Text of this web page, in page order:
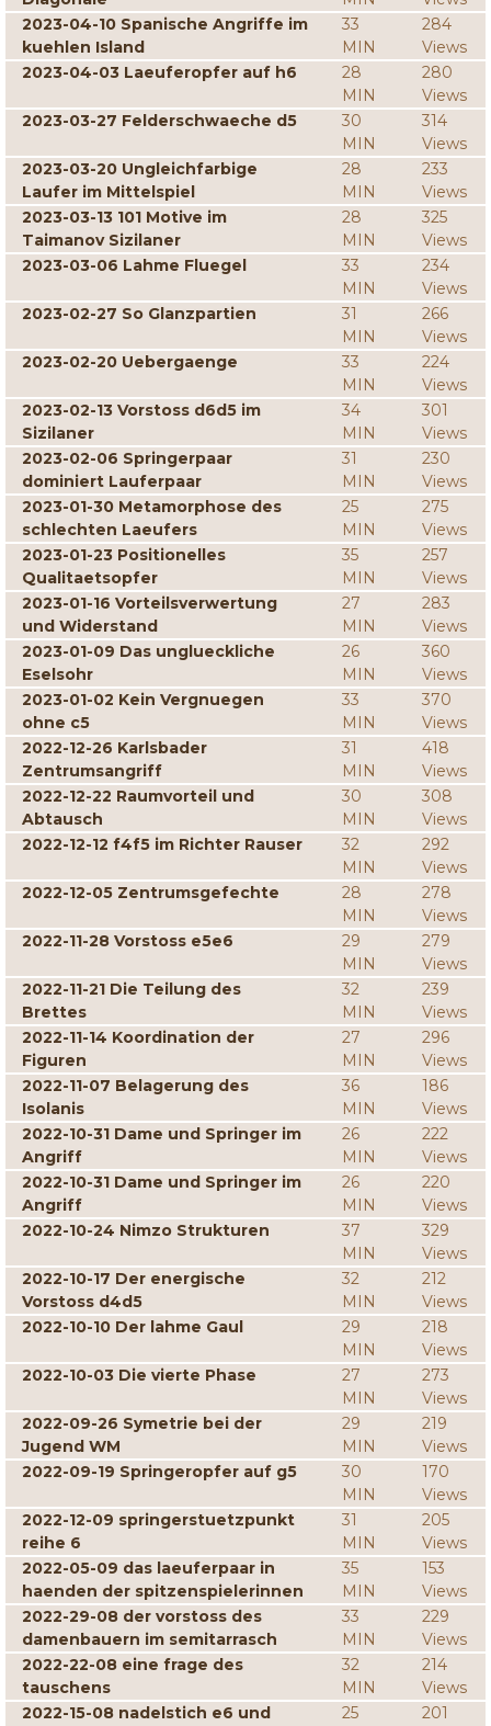
2023-04-10 Spanische Angriffe im
kuehlen Island
33
MIN
284
Views
2023-04-03 Laeuferopfer auf h6
28
MIN
280
Views
2023-03-27 Felderschwaeche d5
30
MIN
314
Views
2023-03-20 Ungleichfarbige
Laufer im Mittelspiel
28
MIN
233
Views
2023-03-13 101 Motive im
Taimanov Sizilaner
28
MIN
325
Views
2023-03-06 Lahme Fluegel
33
MIN
234
Views
2023-02-27 So Glanzpartien
31
MIN
266
Views
2023-02-20 Uebergaenge
33
MIN
224
Views
2023-02-13 Vorstoss d6d5 im
Sizilaner
34
MIN
301
Views
2023-02-06 Springerpaar
dominiert Lauferpaar
31
MIN
230
Views
2023-01-30 Metamorphose des
schlechten Laeufers
25
MIN
275
Views
2023-01-23 Positionelles
Qualitaetsopfer
35
MIN
257
Views
2023-01-16 Vorteilsverwertung
und Widerstand
27
MIN
283
Views
2023-01-09 Das unglueckliche
Eselsohr
26
MIN
360
Views
2023-01-02 Kein Vergnuegen
ohne c5
33
MIN
370
Views
2022-12-26 Karlsbader
Zentrumsangriff
31
MIN
418
Views
2022-12-22 Raumvorteil und
Abtausch
30
MIN
308
Views
2022-12-12 f4f5 im Richter Rauser
32
MIN
292
Views
2022-12-05 Zentrumsgefechte
28
MIN
278
Views
2022-11-28 Vorstoss e5e6
29
MIN
279
Views
2022-11-21 Die Teilung des
Brettes
32
MIN
239
Views
2022-11-14 Koordination der
Figuren
27
MIN
296
Views
2022-11-07 Belagerung des
Isolanis
36
MIN
186
Views
2022-10-31 Dame und Springer im
Angriff
26
MIN
222
Views
2022-10-31 Dame und Springer im
Angriff
26
MIN
220
Views
2022-10-24 Nimzo Strukturen
37
MIN
329
Views
2022-10-17 Der energische
Vorstoss d4d5
32
MIN
212
Views
2022-10-10 Der lahme Gaul
29
MIN
218
Views
2022-10-03 Die vierte Phase
27
MIN
273
Views
2022-09-26 Symetrie bei der
Jugend WM
29
MIN
219
Views
2022-09-19 Springeropfer auf g5
30
MIN
170
Views
2022-12-09 springerstuetzpunkt
reihe 6
31
MIN
205
Views
2022-05-09 das laeuferpaar in
haenden der spitzenspielerinnen
35
MIN
153
Views
2022-29-08 der vorstoss des
damenbauern im semitarrasch
33
MIN
229
Views
2022-22-08 eine frage des
tauschens
32
MIN
214
Views
2022-15-08 nadelstich e6 und
25
201